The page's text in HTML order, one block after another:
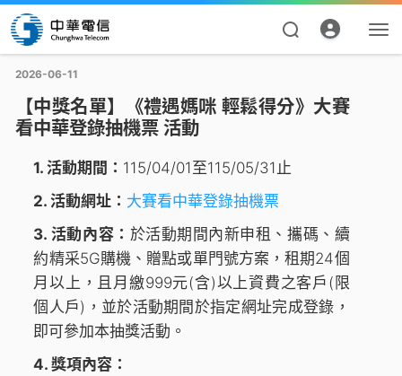
資費合約
帳單繳費
申請查詢
2026-06-11
【中獎名單】《禮遇媽咪 輕鬆得分》大賽
看中華登錄抽機票 活動
1. 活動期間： 115/04/01至115/05/31止
2. 活動網址： 大賽看中華登錄抽機票
3. 活動內容： 於活動期間內新申租、攜碼、續
約精采5G購機、贈點或單門號方案，租期24個
月以上，且月繳999元(含)以上資費之客戶(限
個人戶)，並於活動期間於指定網址完成登錄，
即可參加本抽獎活動。
4. 獎項內容：